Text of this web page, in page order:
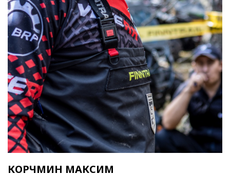
КОРЧМИН МАКСИМ